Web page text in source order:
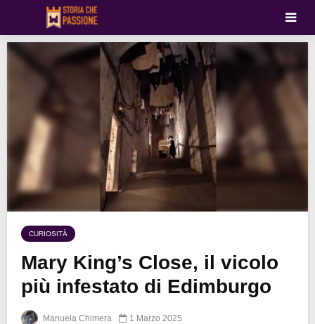
CURIOSITÀ
Mary King’s Close, il vicolo
più infestato di Edimburgo
Manuela Chimera 1 Marzo 2025